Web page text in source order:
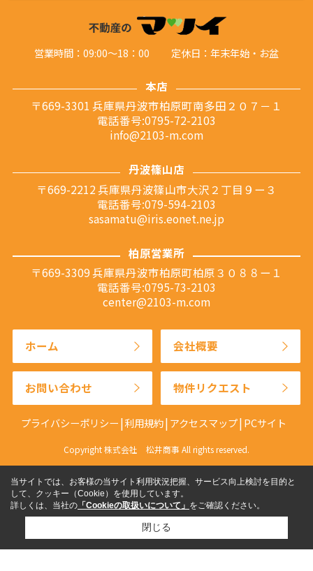
営業時間：09:00～18：00 定休日：年末年始・お盆
本店
〒669-3301 兵庫県丹波市柏原町南多田２０７－１
電話番号:0795-72-2103
info@2103-m.com
丹波篠山店
〒669-2212 兵庫県丹波篠山市大沢２丁目９ー３
電話番号:079-594-2103
sasamatu@iris.eonet.ne.jp
柏原営業所
〒669-3309 兵庫県丹波市柏原町柏原３０８８ー１
電話番号:0795-73-2103
center@2103-m.com
ホーム 会社概要
お問い合わせ 物件リクエスト
プライバシーポリシー 利用規約 アクセスマップ PCサイト
Copyright 株式会社 松井商事 All rights reserved.
当サイトでは、お客様の当サイト利用状況把握、サービス向上検討を目的と
して、クッキー（Cookie）を使用しています。
詳しくは、当社の 「Cookieの取扱いについて」 をご確認ください。
閉じる